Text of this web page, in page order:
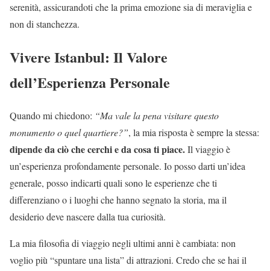
serenità, assicurandoti che la prima emozione sia di meraviglia e
non di stanchezza.
Vivere Istanbul: Il Valore
dell’Esperienza Personale
Quando mi chiedono: “Ma vale la pena visitare questo
monumento o quel quartiere?”, la mia risposta è sempre la stessa:
dipende da ciò che cerchi e da cosa ti piace.Il viaggio è
un’esperienza profondamente personale. Io posso darti un’idea
generale, posso indicarti quali sono le esperienze che ti
differenziano o i luoghi che hanno segnato la storia, ma il
desiderio deve nascere dalla tua curiosità.
La mia filosofia di viaggio negli ultimi anni è cambiata: non
voglio più “spuntare una lista” di attrazioni. Credo che se hai il